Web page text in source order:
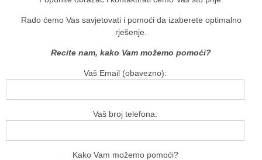
Rado ćemo Vas savjetovati i pomoći da izaberete optimalno
rješenje.
Recite nam, kako Vam možemo pomoći?
Vaš Email (obavezno):
Vaš broj telefona:
Kako Vam možemo pomoći?